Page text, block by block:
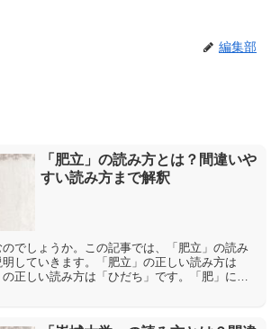
編集部
「肥立」の読み方とは？間違いや
すい読み方まで解釈
のでしょうか。この記事では、「肥立」の読み
していきます。「肥立」の正しい読み方は
の正しい読み方は「ひだち」です。「肥」には